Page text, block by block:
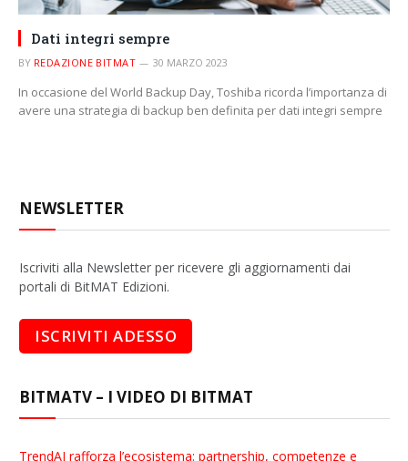
Dati integri sempre
BY REDAZIONE BITMAT 30 MARZO 2023
In occasione del World Backup Day, Toshiba ricorda l’importanza di
avere una strategia di backup ben definita per dati integri sempre
NEWSLETTER
Iscriviti alla Newsletter per ricevere gli aggiornamenti dai
portali di BitMAT Edizioni.
BITMATV – I VIDEO DI BITMAT
TrendAI rafforza l’ecosistema: partnership, competenze e